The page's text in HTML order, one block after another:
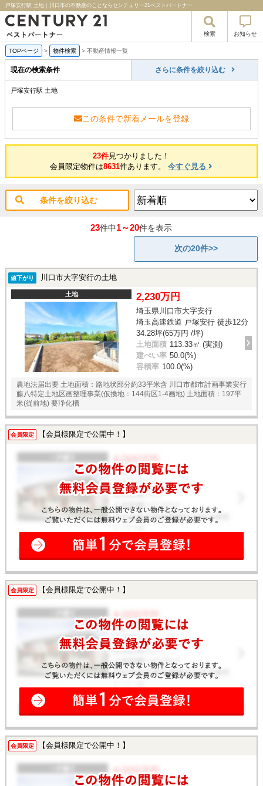
戸塚安行駅 土地｜川口市の不動産のことならセンチュリー21ベストパートナー
検索 お知らせ
TOPページ > 物件検索 > 不動産情報一覧
現在の検索条件 さらに条件を絞り込む
戸塚安行駅 土地
この条件で新着メールを登録
23件見つかりました！
会員限定物件は8631件あります。今すぐ見る
条件を絞り込む
23件中1～20件を表示
次の20件>>
値下がり 川口市大字安行の土地
土地 2,230万円
埼玉県川口市大字安行
埼玉高速鉄道 戸塚安行 徒歩12分
34.28坪(65万円 /坪)
土地面積 113.33㎡ (実測)
建ぺい率 50.0(%)
容積率 100.0(%)
農地法届出要 土地面積：路地状部分約33平米含 川口市都市計画事業安行
藤八特定土地区画整理事業(仮換地：144街区1-4画地) 土地面積：197平
米(従前地) 要浄化槽
会員限定 【会員様限定で公開中！】
会員限定 【会員様限定で公開中！】
会員限定 【会員様限定で公開中！】